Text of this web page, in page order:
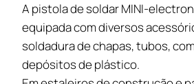
A pistola de soldar MINI-
equipada com diversos
soldadura de chapas, tubos,
depósitos de plástico.